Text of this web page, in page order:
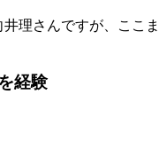
理さんですが、ここま
経験